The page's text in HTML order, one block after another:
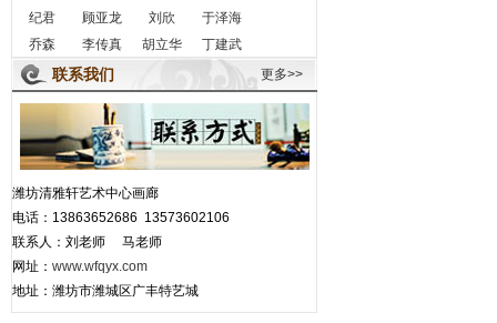
纪君
顾亚龙 刘欣
于泽海
乔森
李传真 胡立华 丁建武
联系我们 更多>>
潍坊清雅轩艺术中心画廊
电话：13863652686 13573602106
联系人：刘老师 马老师
网址： www.wfqyx.com
地址：潍坊市潍城区广丰特艺城